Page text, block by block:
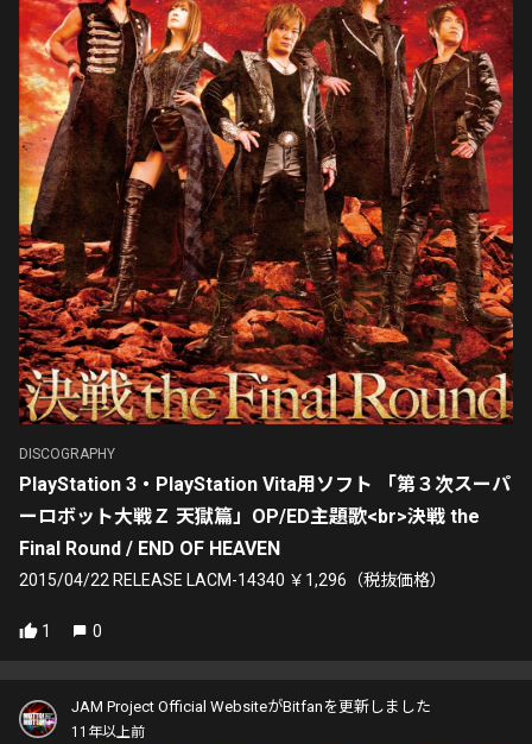
DISCOGRAPHY
PlayStation 3・PlayStation Vita用ソフト 「第３次スーパ
ーロボット大戦Ｚ 天獄篇」OP/ED主題歌<br>決戦 the
Final Round / END OF HEAVEN
2015/04/22 RELEASE LACM-14340 ￥1,296（税抜価格）
1 0
JAM Project Official WebsiteがBitfanを更新しました
11年以上前